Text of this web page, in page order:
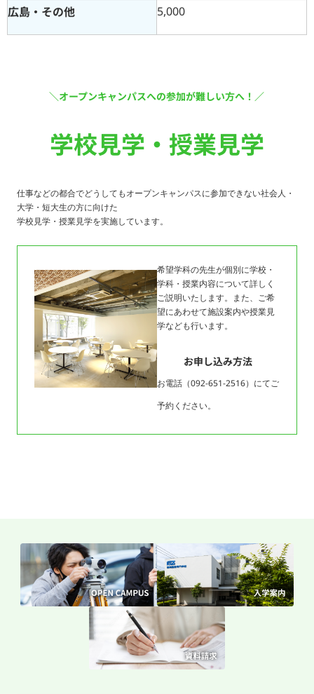
広島・その他 5,000
＼オープンキャンパスへの参加が難しい方へ！／
学校見学・授業見学
仕事などの都合でどうしてもオープンキャンパスに参加できない社会人・
大学・短大生の方に向けた
学校見学・授業見学を実施しています。
希望学科の先生が個別に学校・
学科・授業内容について詳しく
ご説明いたします。また、ご希
望にあわせて施設案内や授業見
学なども行います。
お申し込み方法
お電話（092-651-2516）にてご
予約ください。